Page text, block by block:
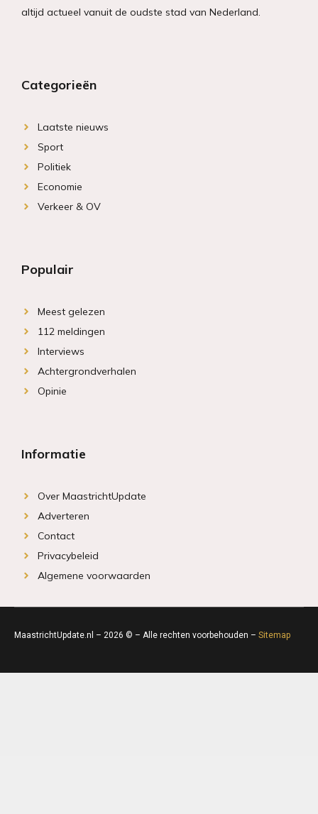
altijd actueel vanuit de oudste stad van Nederland.
Categorieën
Laatste nieuws
Sport
Politiek
Economie
Verkeer & OV
Populair
Meest gelezen
112 meldingen
Interviews
Achtergrondverhalen
Opinie
Informatie
Over MaastrichtUpdate
Adverteren
Contact
Privacybeleid
Algemene voorwaarden
MaastrichtUpdate.nl – 2026 © – Alle rechten voorbehouden – Sitemap